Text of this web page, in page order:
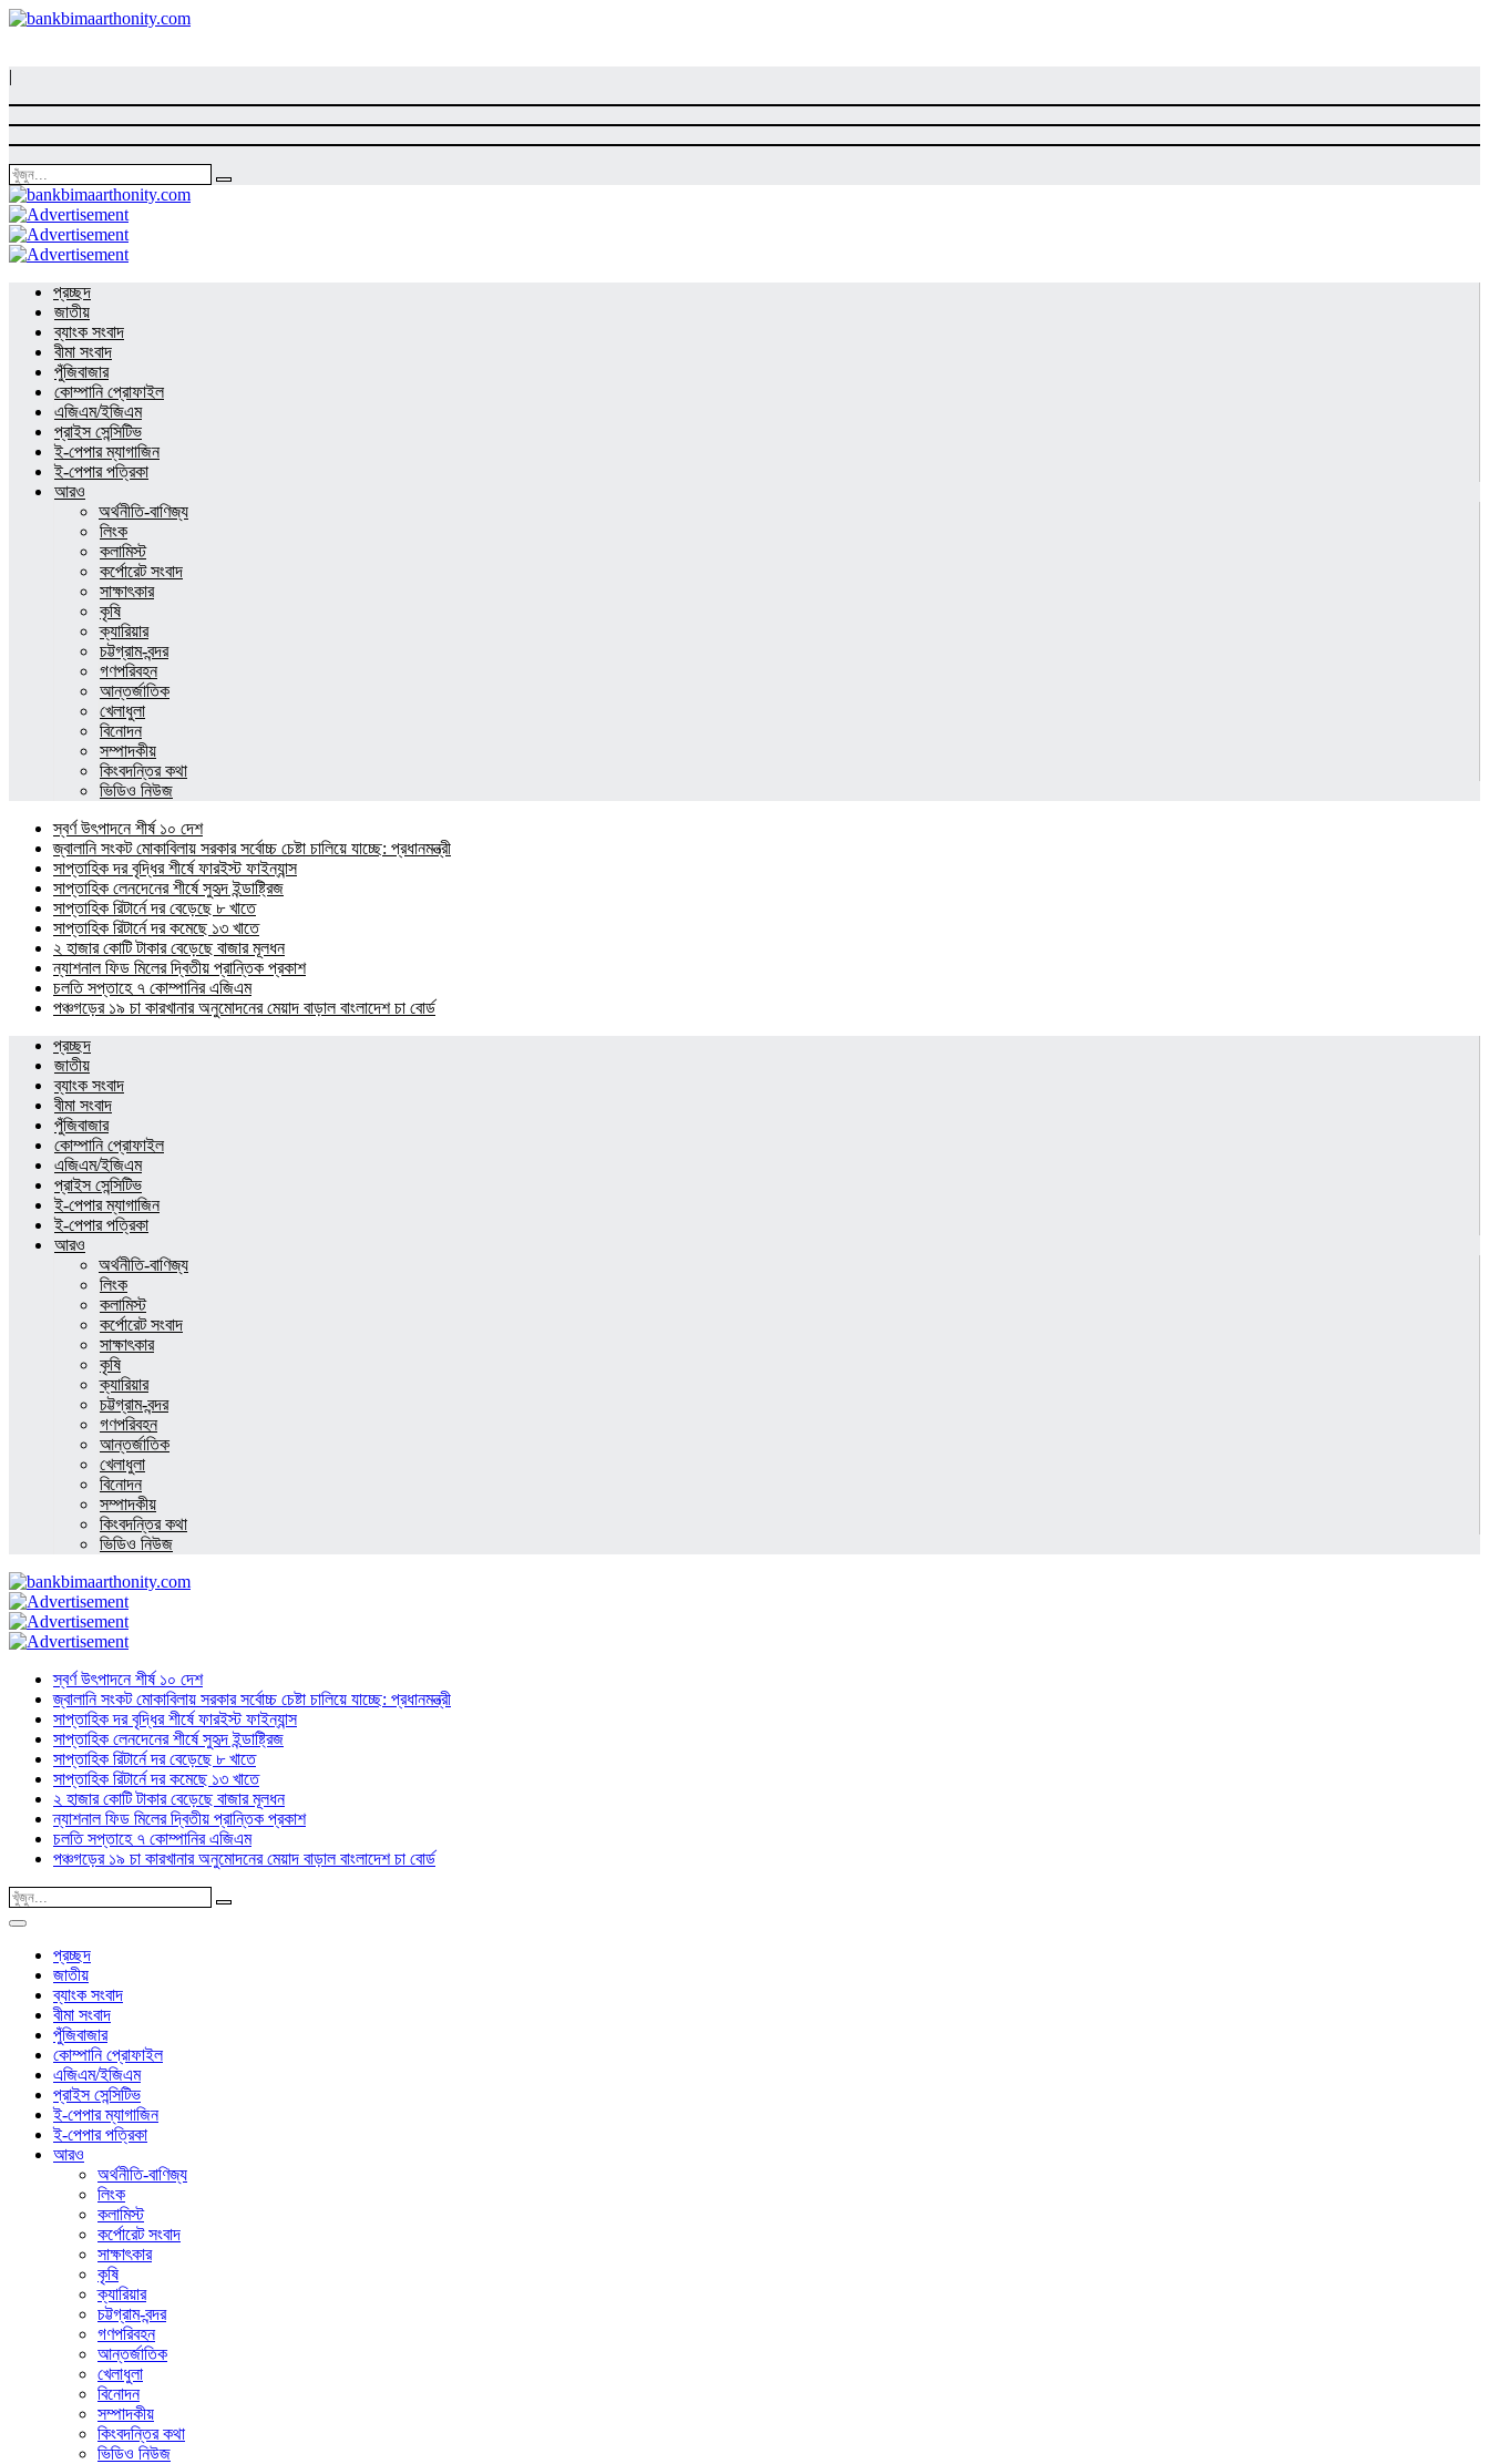
|
প্রচ্ছদ
জাতীয়
ব্যাংক সংবাদ
বীমা সংবাদ
পুঁজিবাজার
কোম্পানি প্রোফাইল
এজিএম/ইজিএম
প্রাইস সেন্সিটিভ
ই-পেপার ম্যাগাজিন
ই-পেপার পত্রিকা
আরও
অর্থনীতি-বাণিজ্য
লিংক
কলামিস্ট
কর্পোরেট সংবাদ
সাক্ষাৎকার
কৃষি
ক্যারিয়ার
চট্টগ্রাম-বন্দর
গণপরিবহন
আন্তর্জাতিক
খেলাধুলা
বিনোদন
সম্পাদকীয়
কিংবদন্তির কথা
ভিডিও নিউজ
স্বর্ণ উৎপাদনে শীর্ষ ১০ দেশ
জ্বালানি সংকট মোকাবিলায় সরকার সর্বোচ্চ চেষ্টা চালিয়ে যাচ্ছে: প্রধানমন্ত্রী
সাপ্তাহিক দর বৃদ্ধির শীর্ষে ফারইস্ট ফাইন্যান্স
সাপ্তাহিক লেনদেনের শীর্ষে সুহৃদ ইন্ডাষ্ট্রিজ
সাপ্তাহিক রিটার্নে দর বেড়েছে ৮ খাতে
সাপ্তাহিক রিটার্নে দর কমেছে ১৩ খাতে
২ হাজার কোটি টাকার বেড়েছে বাজার মূলধন
ন্যাশনাল ফিড মিলের দ্বিতীয় প্রান্তিক প্রকাশ
চলতি সপ্তাহে ৭ কোম্পানির এজিএম
পঞ্চগড়ের ১৯ চা কারখানার অনুমোদনের মেয়াদ বাড়াল বাংলাদেশ চা বোর্ড
প্রচ্ছদ
জাতীয়
ব্যাংক সংবাদ
বীমা সংবাদ
পুঁজিবাজার
কোম্পানি প্রোফাইল
এজিএম/ইজিএম
প্রাইস সেন্সিটিভ
ই-পেপার ম্যাগাজিন
ই-পেপার পত্রিকা
আরও
অর্থনীতি-বাণিজ্য
লিংক
কলামিস্ট
কর্পোরেট সংবাদ
সাক্ষাৎকার
কৃষি
ক্যারিয়ার
চট্টগ্রাম-বন্দর
গণপরিবহন
আন্তর্জাতিক
খেলাধুলা
বিনোদন
সম্পাদকীয়
কিংবদন্তির কথা
ভিডিও নিউজ
স্বর্ণ উৎপাদনে শীর্ষ ১০ দেশ
জ্বালানি সংকট মোকাবিলায় সরকার সর্বোচ্চ চেষ্টা চালিয়ে যাচ্ছে: প্রধানমন্ত্রী
সাপ্তাহিক দর বৃদ্ধির শীর্ষে ফারইস্ট ফাইন্যান্স
সাপ্তাহিক লেনদেনের শীর্ষে সুহৃদ ইন্ডাষ্ট্রিজ
সাপ্তাহিক রিটার্নে দর বেড়েছে ৮ খাতে
সাপ্তাহিক রিটার্নে দর কমেছে ১৩ খাতে
২ হাজার কোটি টাকার বেড়েছে বাজার মূলধন
ন্যাশনাল ফিড মিলের দ্বিতীয় প্রান্তিক প্রকাশ
চলতি সপ্তাহে ৭ কোম্পানির এজিএম
পঞ্চগড়ের ১৯ চা কারখানার অনুমোদনের মেয়াদ বাড়াল বাংলাদেশ চা বোর্ড
প্রচ্ছদ
জাতীয়
ব্যাংক সংবাদ
বীমা সংবাদ
পুঁজিবাজার
কোম্পানি প্রোফাইল
এজিএম/ইজিএম
প্রাইস সেন্সিটিভ
ই-পেপার ম্যাগাজিন
ই-পেপার পত্রিকা
আরও
অর্থনীতি-বাণিজ্য
লিংক
কলামিস্ট
কর্পোরেট সংবাদ
সাক্ষাৎকার
কৃষি
ক্যারিয়ার
চট্টগ্রাম-বন্দর
গণপরিবহন
আন্তর্জাতিক
খেলাধুলা
বিনোদন
সম্পাদকীয়
কিংবদন্তির কথা
ভিডিও নিউজ